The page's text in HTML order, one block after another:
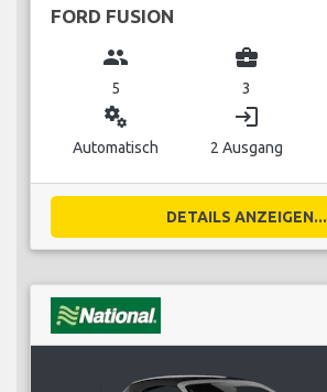
FORD FUSION
group
5
business_center
3
miscellaneous_services
Automatisch
login
2 Ausgang
DETAILS ANZEIGEN...